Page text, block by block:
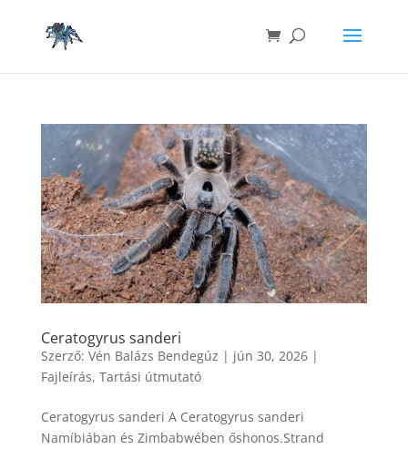
Ceratogyrus sanderi
Szerző: Vén Balázs Bendegúz | jún 30, 2026|
Fajleírás, Tartási útmutató
Ceratogyrus sanderi A Ceratogyrus sanderi
Namíbiában és Zimbabwében őshonos.Strand